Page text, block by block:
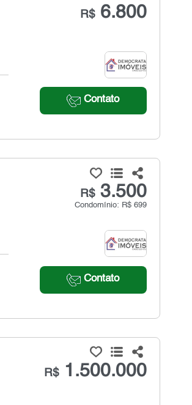
R$6.800
Contato
R$3.500
Condomínio: R$ 699
Contato
R$1.500.000